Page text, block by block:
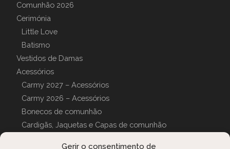
Gerir o consentimento de
Comunhão 2026
Cerimónia
Little Love
Batismo
Vestidos de Damas
Acessórios
Carmy 2027 – Acessórios
Carmy 2026 – Acessórios
Bonecos de comunhão
Cardigãs, Jaquetas e Capas de comunhão